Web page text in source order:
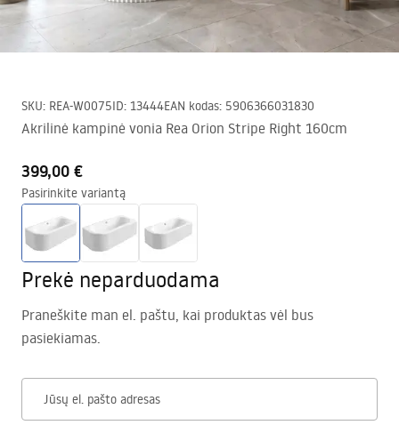
SKU: REA-W0075ID: 13444EAN kodas: 5906366031830
Akrilinė kampinė vonia Rea Orion Stripe Right 160cm
399,00 €
Pasirinkite variantą
Prekė neparduodama
Praneškite man el. paštu, kai produktas vėl bus
pasiekiamas.
Jūsų el. pašto adresas